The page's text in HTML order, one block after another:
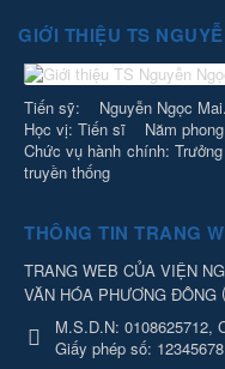
GIỚI THIỆU TS
Tiến sỹ: Nguyễn Ngọc
Học vị: Tiến sĩ Năm
Chức vụ hành chính:
truyền thống
THÔNG TIN TRANG
TRANG WEB CỦA VIỆN
VĂN HÓA PHƯƠNG ĐÔNG (
M.S.D.N: 0108625712,
Giấy phép số: 12345678